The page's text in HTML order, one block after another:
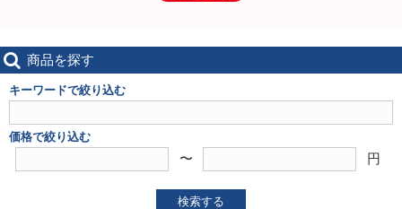
商品を探す
キーワードで絞り込む
価格で絞り込む
〜 円
検索する